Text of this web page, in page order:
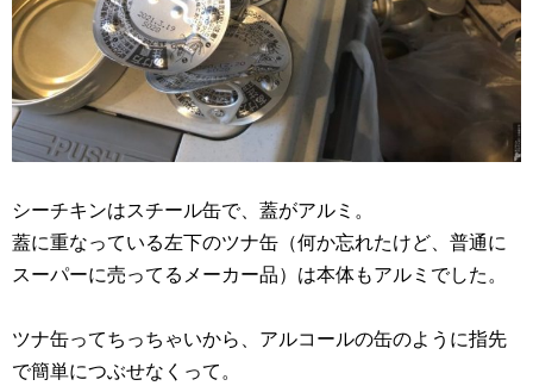
シーチキンはスチール缶で、蓋がアルミ。
蓋に重なっている左下のツナ缶（何か忘れたけど、普通に
スーパーに売ってるメーカー品）は本体もアルミでした。
ツナ缶ってちっちゃいから、アルコールの缶のように指先
で簡単につぶせなくって。